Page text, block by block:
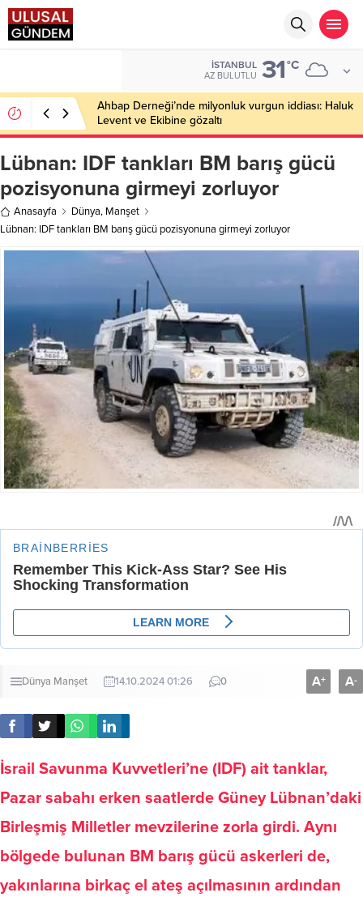
İSTANBUL
AZ BULUTLU 31°C
Ahbap Derneği’nde milyonluk vurgun iddiası: Haluk
Levent ve Ekibine gözaltı
Lübnan: IDF tankları BM barış gücü
pozisyonuna girmeyi zorluyor
Anasayfa Dünya, Manşet
Lübnan: IDF tankları BM barış gücü pozisyonuna girmeyi zorluyor
Dünya Manşet 14.10.2024 01:26 0 A+ A-
İsrail Savunma Kuvvetleri’ne (IDF) ait tanklar,
Pazar sabahı erken saatlerde Güney Lübnan’daki
Birleşmiş Milletler mevzilerine zorla girdi. Aynı
bölgede bulunan BM barış gücü askerleri de,
yakınlarına birkaç el ateş açılmasının ardından